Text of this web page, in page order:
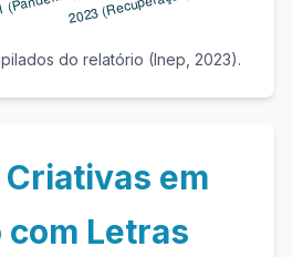
do relatório (Inep, 2023).
Criativas em
com Letras